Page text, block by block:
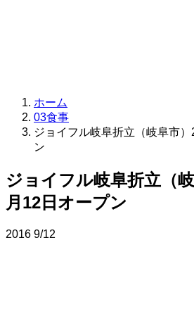
ホーム
03食事
ジョイフル岐阜折立（岐阜市
ン
ジョイフル岐阜折立（
月12日オープン
2016 9/12